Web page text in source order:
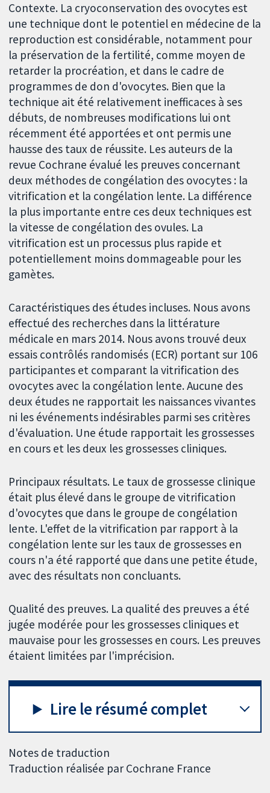
Contexte. La cryoconservation des ovocytes est
une technique dont le potentiel en médecine de la
reproduction est considérable, notamment pour
la préservation de la fertilité, comme moyen de
retarder la procréation, et dans le cadre de
programmes de don d'ovocytes. Bien que la
technique ait été relativement inefficaces à ses
débuts, de nombreuses modifications lui ont
récemment été apportées et ont permis une
hausse des taux de réussite. Les auteurs de la
revue Cochrane évalué les preuves concernant
deux méthodes de congélation des ovocytes : la
vitrification et la congélation lente. La différence
la plus importante entre ces deux techniques est
la vitesse de congélation des ovules. La
vitrification est un processus plus rapide et
potentiellement moins dommageable pour les
gamètes.
Caractéristiques des études incluses. Nous avons
effectué des recherches dans la littérature
médicale en mars 2014. Nous avons trouvé deux
essais contrôlés randomisés (ECR) portant sur 106
participantes et comparant la vitrification des
ovocytes avec la congélation lente. Aucune des
deux études ne rapportait les naissances vivantes
ni les événements indésirables parmi ses critères
d'évaluation. Une étude rapportait les grossesses
en cours et les deux les grossesses cliniques.
Principaux résultats. Le taux de grossesse clinique
était plus élevé dans le groupe de vitrification
d'ovocytes que dans le groupe de congélation
lente. L'effet de la vitrification par rapport à la
congélation lente sur les taux de grossesses en
cours n'a été rapporté que dans une petite étude,
avec des résultats non concluants.
Qualité des preuves. La qualité des preuves a été
jugée modérée pour les grossesses cliniques et
mauvaise pour les grossesses en cours. Les preuves
étaient limitées par l'imprécision.
Lire le résumé complet
Notes de traduction
Traduction réalisée par Cochrane France